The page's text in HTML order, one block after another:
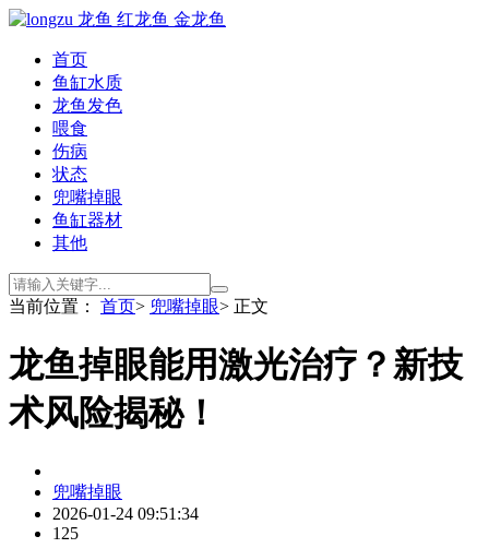
首页
鱼缸水质
龙鱼发色
喂食
伤病
状态
兜嘴掉眼
鱼缸器材
其他
当前位置： 首页> 兜嘴掉眼> 正文
龙鱼掉眼能用激光治疗？新技
术风险揭秘！
兜嘴掉眼
2026-01-24 09:51:34
125